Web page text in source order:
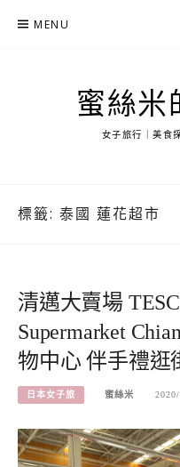
MENU
蜜絲米
女子旅行｜美食
標籤: 泰國 蓮花超市
清邁大賣場
Supermarket
物中心 伴手禮逛
日本女子旅 蜜絲米